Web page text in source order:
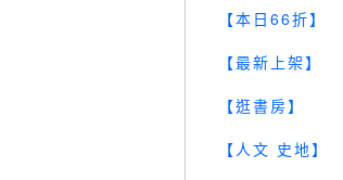
【本日66折】
【最新上架】
【逛書房】
【人文 史地】